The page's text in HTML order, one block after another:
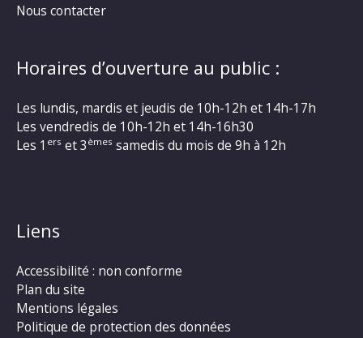
Nous contacter
Horaires d’ouverture au public :
Les lundis, mardis et jeudis de 10h-12h et 14h-17h
Les vendredis de 10h-12h et 14h-16h30
Les 1 ers et 3 èmes samedis du mois de 9h à 12h
Liens
Accessibilité : non conforme
Plan du site
Mentions légales
Politique de protection des données